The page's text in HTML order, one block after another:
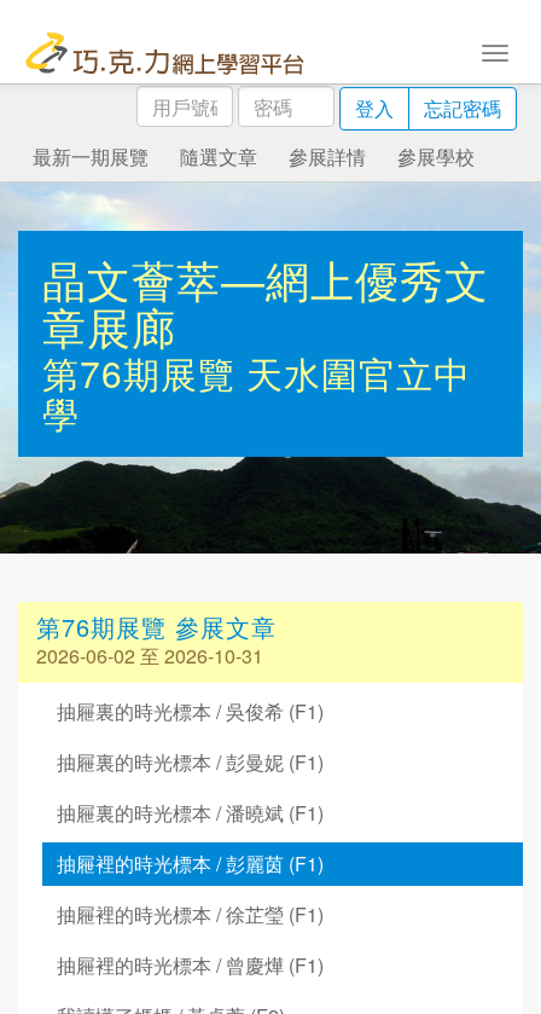
用
戶
號
碼
密
碼
登入
忘記密碼
最新一期展覽
隨選文章 參展詳情 參展學校
晶文薈萃—網上優秀文
章展廊
第76期展覽 天水圍官立中
學
第76期展覽 參展文章
2026-06-02 至 2026-10-31
抽屜裏的時光標本 / 吳俊希 (F1)
抽屜裏的時光標本 / 彭曼妮 (F1)
抽屜裏的時光標本 / 潘曉斌 (F1)
抽屜裡的時光標本 / 彭麗茵 (F1)
抽屜裡的時光標本 / 徐芷瑩 (F1)
抽屜裡的時光標本 / 曾慶燁 (F1)